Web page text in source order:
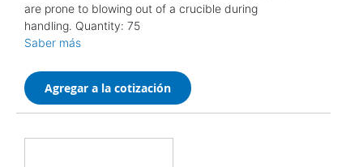
are prone to blowing out of a crucible during
handling. Quantity: 75
Saber más
Agregar a la cotización